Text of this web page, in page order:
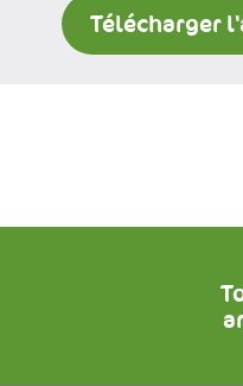
Télécharger